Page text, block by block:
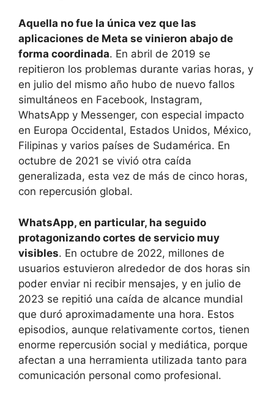
Aquella no fue la única vez que las
aplicaciones de Meta se vinieron abajo de
forma coordinada. En abril de 2019 se
repitieron los problemas durante varias horas, y
en julio del mismo año hubo de nuevo fallos
simultáneos en Facebook, Instagram,
WhatsApp y Messenger, con especial impacto
en Europa Occidental, Estados Unidos, México,
Filipinas y varios países de Sudamérica. En
octubre de 2021 se vivió otra caída
generalizada, esta vez de más de cinco horas,
con repercusión global.
WhatsApp, en particular, ha seguido
protagonizando cortes de servicio muy
visibles. En octubre de 2022, millones de
usuarios estuvieron alrededor de dos horas sin
poder enviar ni recibir mensajes, y en julio de
2023 se repitió una caída de alcance mundial
que duró aproximadamente una hora. Estos
episodios, aunque relativamente cortos, tienen
enorme repercusión social y mediática, porque
afectan a una herramienta utilizada tanto para
comunicación personal como profesional.